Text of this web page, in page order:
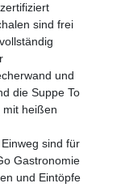
sind frei
und
die Suppe To
mit heißen
sind für
Gastronomie
und Eintöpfe